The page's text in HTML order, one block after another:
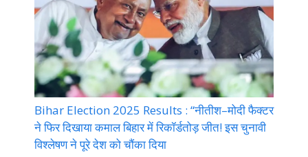
Bihar Election 2025 Results : “नीतीश–मोदी फैक्टर
ने फिर दिखाया कमाल बिहार में रिकॉर्डतोड़ जीत! इस चुनावी
विश्लेषण ने पूरे देश को चौंका दिया